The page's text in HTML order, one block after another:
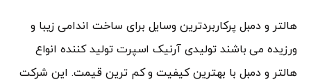
هالتر و دمبل پرکاربردترین وسایل برای ساخت اندامی زیبا و
ورزیده می باشند تولیدی آرنیک اسپرت تولید کننده انواع
هالتر و دمبل با بهترین کیفیت و کم ترین قیمت. این شرکت